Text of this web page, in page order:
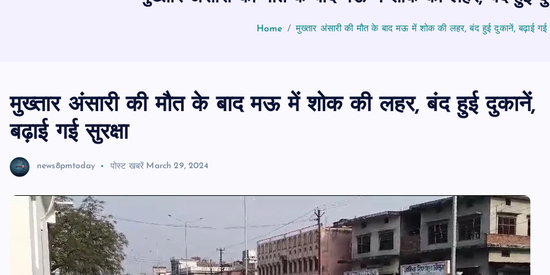
Home मुख्तार अंसारी की मौत के बाद मऊ में शोक की लहर, बंद हुई दुकानें, बढ़ाई गई
मुख्तार अंसारी की मौत के बाद मऊ में शोक की लहर, बंद हुई दुकानें,
बढ़ाई गई सुरक्षा
news8pmtoday पोस्ट खबरें March 29, 2024
डॉ. धनन्जय पाण्डेय बने अध्यक्ष, डॉ. अलेन्द्र
सचिव निर्विरोध निर्वाचित
news8pmtoday August 6, 2026